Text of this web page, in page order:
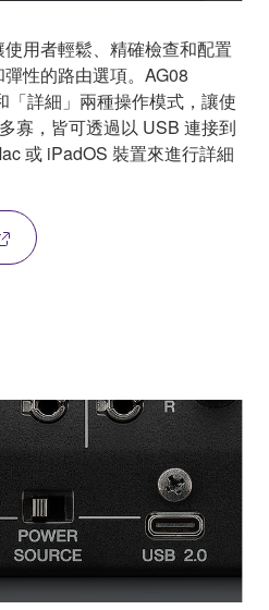
用者輕鬆、精確檢查和配置
性的路由選項。AG08
「詳細」兩種操作模式，讓使
寡，皆可透過以 USB 連接到
或 iPadOS 裝置來進行詳細